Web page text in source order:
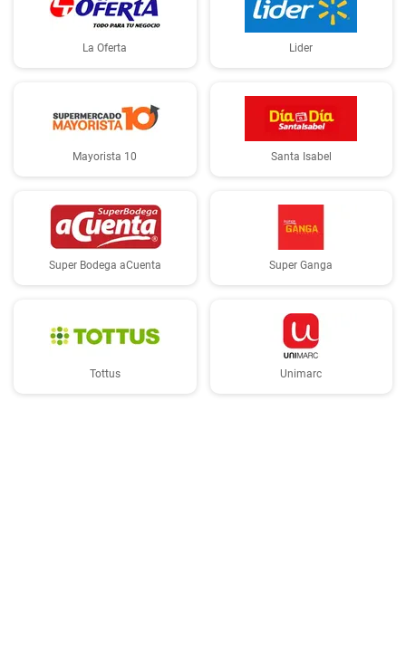
La Oferta Lider
Mayorista 10 Santa Isabel
Super Bodega aCuenta Super Ganga
Tottus Unimarc